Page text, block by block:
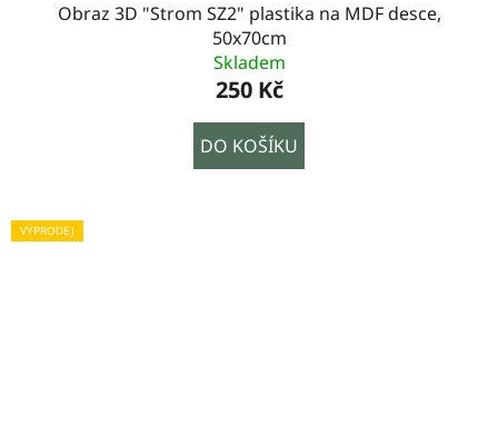
Obraz 3D "Strom SZ2" plastika na MDF desce,
50x70cm
Skladem
250 Kč
DO KOŠÍKU
VÝPRODEJ